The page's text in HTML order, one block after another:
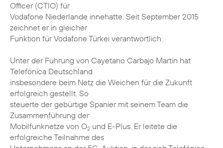
Officer (CTIO) für
Vodafone Niederlande innehatte. Seit September 2015
zeichnet er in gleicher
Funktion für Vodafone Türkei verantwortlich.
Unter der Führung von Cayetano Carbajo Martin hat
Telefónica Deutschland
insbesondere beim Netz die Weichen für die Zukunft
erfolgreich gestellt. So
steuerte der gebürtige Spanier mit seinem Team die
Zusammenführung der
Mobilfunknetze von O2 und E-Plus. Er leitete die
erfolgreiche Teilnahme des